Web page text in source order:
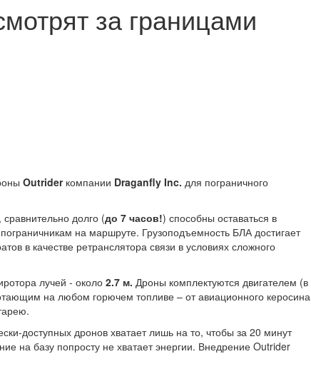
за границами
Outriderкомпании Draganfly Inc. для пограничного
долго (до 7 часов!) способны оставаться в
на маршруте. Грузоподъемность БЛА достигает
в качестве ретранслятора связи в условиях сложного
лучей - около 2.7 м. Дроны комплектуются двигателем (в
на любом горючем топливе – от авиационного керосина
доступных дронов хватает лишь на то, чтобы за 20 минут
на базу попросту не хватает энергии. Внедрение Outrider